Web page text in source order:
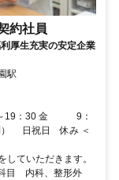
約社員
厚生充実の安定企業
駅
～19：30 金 9：
日祝日 休み ＜
ていただきます。
目 内科、整形外